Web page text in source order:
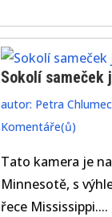
Sokolí sameček
autor: Petra
Komentáře(ů)
Tato kamera je
Minnesotě, s
řece Mississippi....